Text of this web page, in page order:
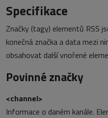
Specifikace
Značky (tagy) elementů RSS
konečná značka a data mezi
obsahovat další vnořené
Povinné značky
<channel>
Informace o daném kanále.